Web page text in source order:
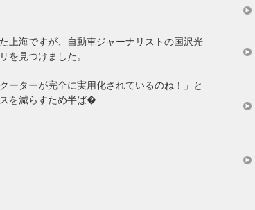
上海ですが、自動車ジャーナリストの国沢光
を見つけました。
ーターが完全に実用化されているのね！」と
を減らすため半ば�…